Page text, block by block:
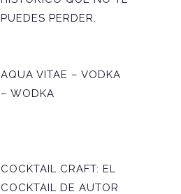
PUEDES PERDER.
AQUA VITAE – VODKA
– WODKA
COCKTAIL CRAFT: EL
COCKTAIL DE AUTOR